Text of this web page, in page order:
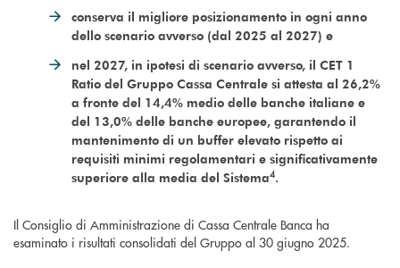
conserva il migliore posizionamento in ogni anno
dello scenario avverso (dal 2025 al 2027) e
nel 2027, in ipotesi di scenario avverso, il CET 1
Ratio del Gruppo Cassa Centrale si attesta al 26,2%
a fronte del 14,4% medio delle banche italiane e
del 13,0% delle banche europee, garantendo il
mantenimento di un buffer elevato rispetto ai
requisiti minimi regolamentari e significativamente
superiore alla media del Sistema4.
Il Consiglio di Amministrazione di Cassa Centrale Banca ha
esaminato i risultati consolidati del Gruppo al 30 giugno 2025.